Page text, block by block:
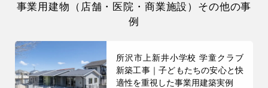
事業用建物（店舗・医院・商業施設）その他の事
例
所沢市上新井小学校 学童クラブ
新築工事｜子どもたちの安心と快
適性を重視した事業用建築実例